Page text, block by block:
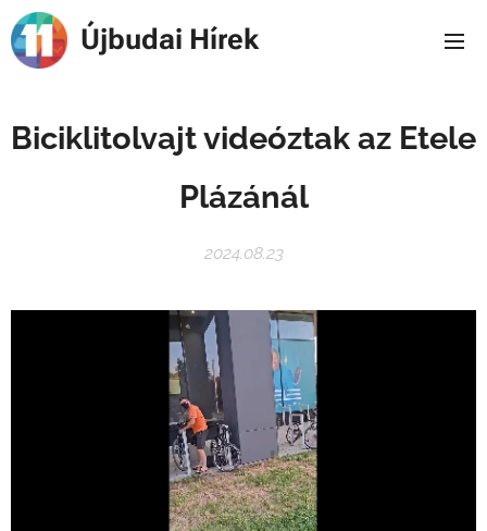
Újbudai Hírek
Biciklitolvajt videóztak az Etele
Plázánál
2024.08.23